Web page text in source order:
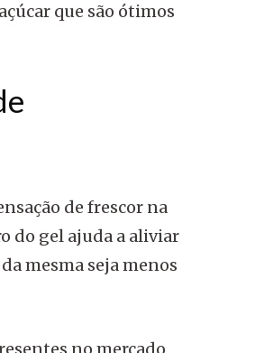
que são ótimos
de frescor na
do gel ajuda a aliviar
mesma seja menos